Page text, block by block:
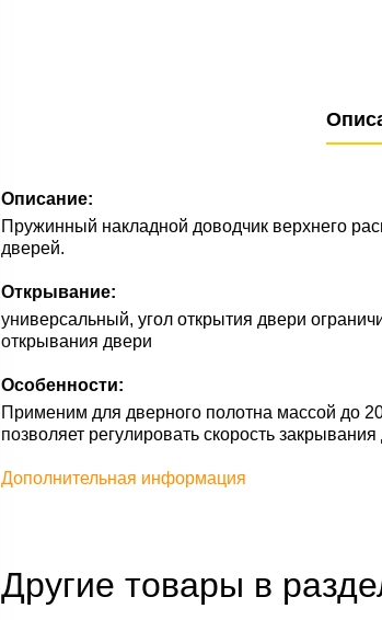
Описание:
Пружинный накладной доводчик верхнего
дверей.
Открывание:
универсальный, угол открытия двери
открывания двери
Особенности:
Применим для дверного полотна массой до
позволяет регулировать скорость закрывания
Дополнительная информация
Другие товары в